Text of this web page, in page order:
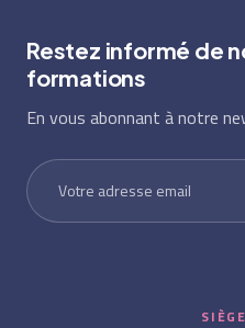
Restez informé de
formations
En vous abonnant à notre